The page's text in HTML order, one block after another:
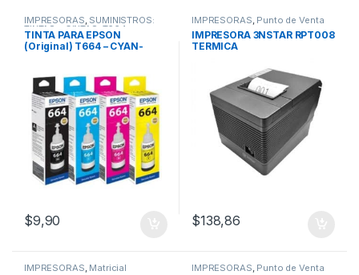
IMPRESORAS, SUMINISTROS:
TINTAS y CINTAS,T664
TINTA PARA EPSON
(Original) T664 – CYAN-
$9,90
IMPRESORAS, Punto de Venta
IMPRESORA 3NSTAR RPT008
TERMICA
$138,86
IMPRESORAS, Matricial IMPRESORAS, Punto de Venta